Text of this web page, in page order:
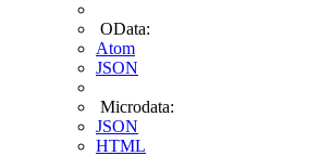
OData:
Atom
JSON
Microdata:
JSON
HTML